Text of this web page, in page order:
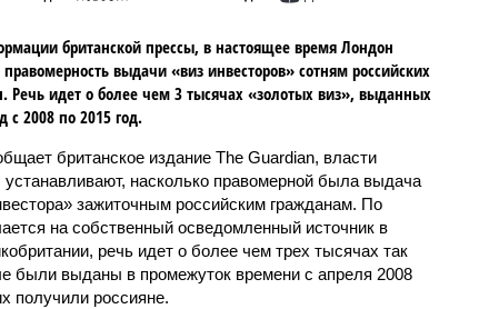
британской прессы, в настоящее время Лондон
правомерность выдачи «виз инвесторов» сотням российских
Речь идет о более чем 3 тысячах «золотых виз», выданных
с 2008 по 2015 год.
британское издание The Guardian, власти
устанавливают, насколько правомерной была выдача
зажиточным российским гражданам. По
на собственный осведомленный источник в
речь идет о более чем трех тысячах так
были выданы в промежуток времени с апреля 2008
получили россияне.